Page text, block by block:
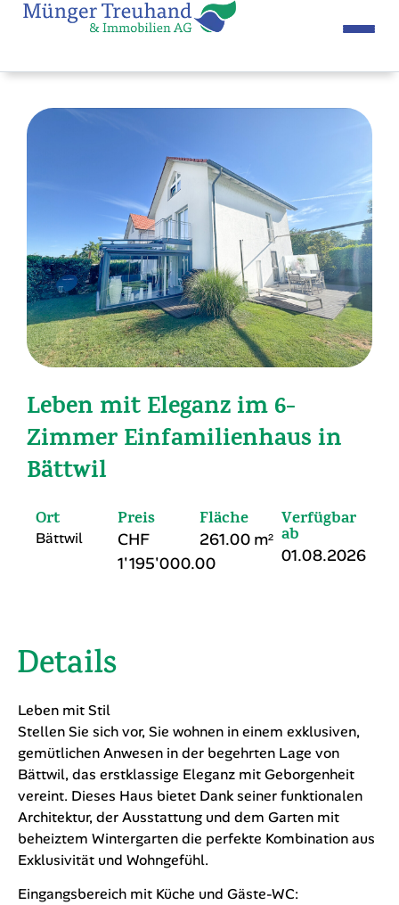
Leben mit Eleganz im 6-
Zimmer Einfamilienhaus in
Bättwil
Ort
Bättwil
Preis
CHF
1'195'000.00
Fläche
261.00 m²
Verfügbar
ab
01.08.2026
Details
Leben mit Stil
Stellen Sie sich vor, Sie wohnen in einem exklusiven,
gemütlichen Anwesen in der begehrten Lage von
Bättwil, das erstklassige Eleganz mit Geborgenheit
vereint. Dieses Haus bietet Dank seiner funktionalen
Architektur, der Ausstattung und dem Garten mit
beheiztem Wintergarten die perfekte Kombination aus
Exklusivität und Wohngefühl.
Eingangsbereich mit Küche und Gäste-WC: